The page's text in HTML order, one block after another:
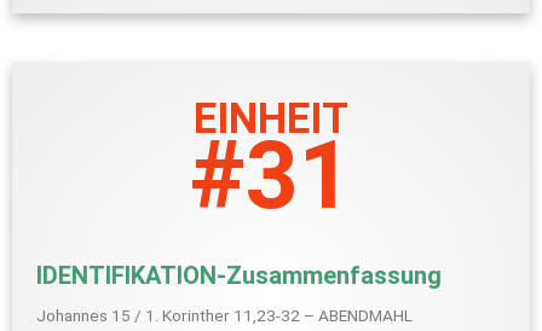
EINHEIT
#31
IDENTIFIKATION-Zusammenfassung
Johannes 15 / 1. Korinther 11,23-32 – ABENDMAHL